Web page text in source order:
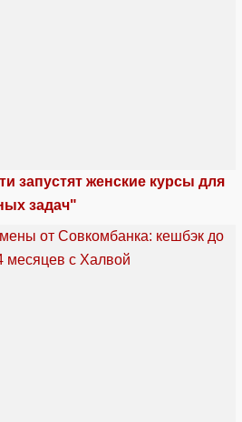
запустят женские курсы для
задач"